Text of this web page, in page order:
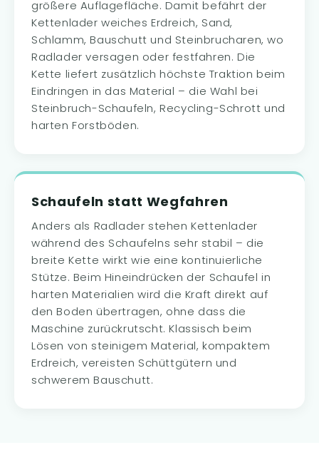
größere Auflagefläche. Damit befährt der
Kettenlader weiches Erdreich, Sand,
Schlamm, Bauschutt und Steinbrucharen, wo
Radlader versagen oder festfahren. Die
Kette liefert zusätzlich höchste Traktion beim
Eindringen in das Material – die Wahl bei
Steinbruch-Schaufeln, Recycling-Schrott und
harten Forstböden.
Schaufeln statt Wegfahren
Anders als Radlader stehen Kettenlader
während des Schaufelns sehr stabil – die
breite Kette wirkt wie eine kontinuierliche
Stütze. Beim Hineindrücken der Schaufel in
harten Materialien wird die Kraft direkt auf
den Boden übertragen, ohne dass die
Maschine zurückrutscht. Klassisch beim
Lösen von steinigem Material, kompaktem
Erdreich, vereisten Schüttgütern und
schwerem Bauschutt.